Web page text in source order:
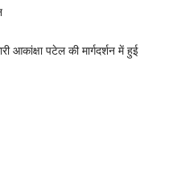
पटेल की मार्गदर्शन में हुई